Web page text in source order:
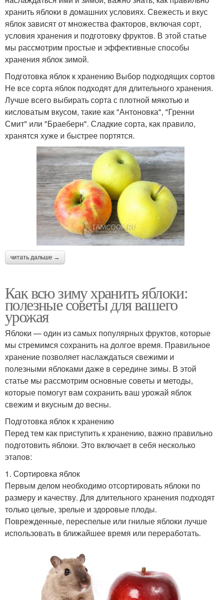
хранить яблоки в домашних условиях. Свежесть и вкус
яблок зависят от множества факторов, включая сорт,
условия хранения и подготовку фруктов. В этой статье
мы рассмотрим простые и эффективные способы
хранения яблок зимой.
Подготовка яблок к хранению Выбор подходящих сортов
Не все сорта яблок подходят для длительного хранения.
Лучше всего выбирать сорта с плотной мякотью и
кисловатым вкусом, такие как "Антоновка", "Гренни
Смит" или "Браеберн". Сладкие сорта, как правило,
хранятся хуже и быстрее портятся.
читать дальше →
Как всю зиму хранить яблоки:
полезные советы для вашего
урожая
Яблоки — один из самых популярных фруктов, которые
мы стремимся сохранить на долгое время. Правильное
хранение позволяет наслаждаться свежими и
полезными яблоками даже в середине зимы. В этой
статье мы рассмотрим основные советы и методы,
которые помогут вам сохранить ваш урожай яблок
свежим и вкусным до весны.
Подготовка яблок к хранению
Перед тем как приступить к хранению, важно правильно
подготовить яблоки. Это включает в себя несколько
этапов:
1. Сортировка яблок
Первым делом необходимо отсортировать яблоки по
размеру и качеству. Для длительного хранения подходят
только целые, зрелые и здоровые плоды.
Поврежденные, переспелые или гнилые яблоки лучше
использовать в ближайшее время или переработать.